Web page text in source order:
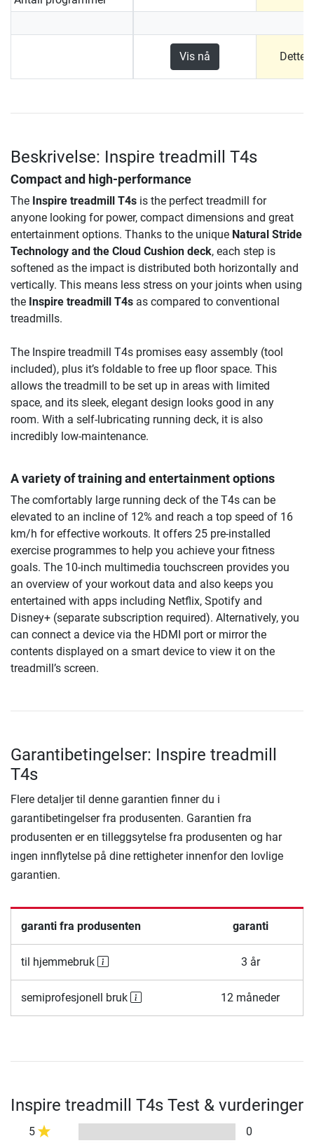
Vis nå Dette
Beskrivelse: Inspire treadmill T4s
Compact and high-performance
The Inspire treadmill T4s is the perfect treadmill for
anyone looking for power, compact dimensions and great
entertainment options. Thanks to the unique Natural Stride
Technology and the Cloud Cushion deck, each step is
softened as the impact is distributed both horizontally and
vertically. This means less stress on your joints when using
the Inspire treadmill T4s as compared to conventional
treadmills.
The Inspire treadmill T4s promises easy assembly (tool
included), plus it’s foldable to free up floor space. This
allows the treadmill to be set up in areas with limited
space, and its sleek, elegant design looks good in any
room. With a self-lubricating running deck, it is also
incredibly low-maintenance.
A variety of training and entertainment options
The comfortably large running deck of the T4s can be
elevated to an incline of 12% and reach a top speed of 16
km/h for effective workouts. It offers 25 pre-installed
exercise programmes to help you achieve your fitness
goals. The 10-inch multimedia touchscreen provides you
an overview of your workout data and also keeps you
entertained with apps including Netflix, Spotify and
Disney+ (separate subscription required). Alternatively, you
can connect a device via the HDMI port or mirror the
contents displayed on a smart device to view it on the
treadmill’s screen.
Garantibetingelser: Inspire treadmill
T4s
Flere detaljer til denne garantien finner du i
garantibetingelser fra produsenten. Garantien fra
produsenten er en tilleggsytelse fra produsenten og har
ingen innflytelse på dine rettigheter innenfor den lovlige
garantien.
garanti fra produsenten garanti
til hjemmebruk 3 år
semiprofesjonell bruk 12 måneder
Inspire treadmill T4s Test & vurderinger
5
0